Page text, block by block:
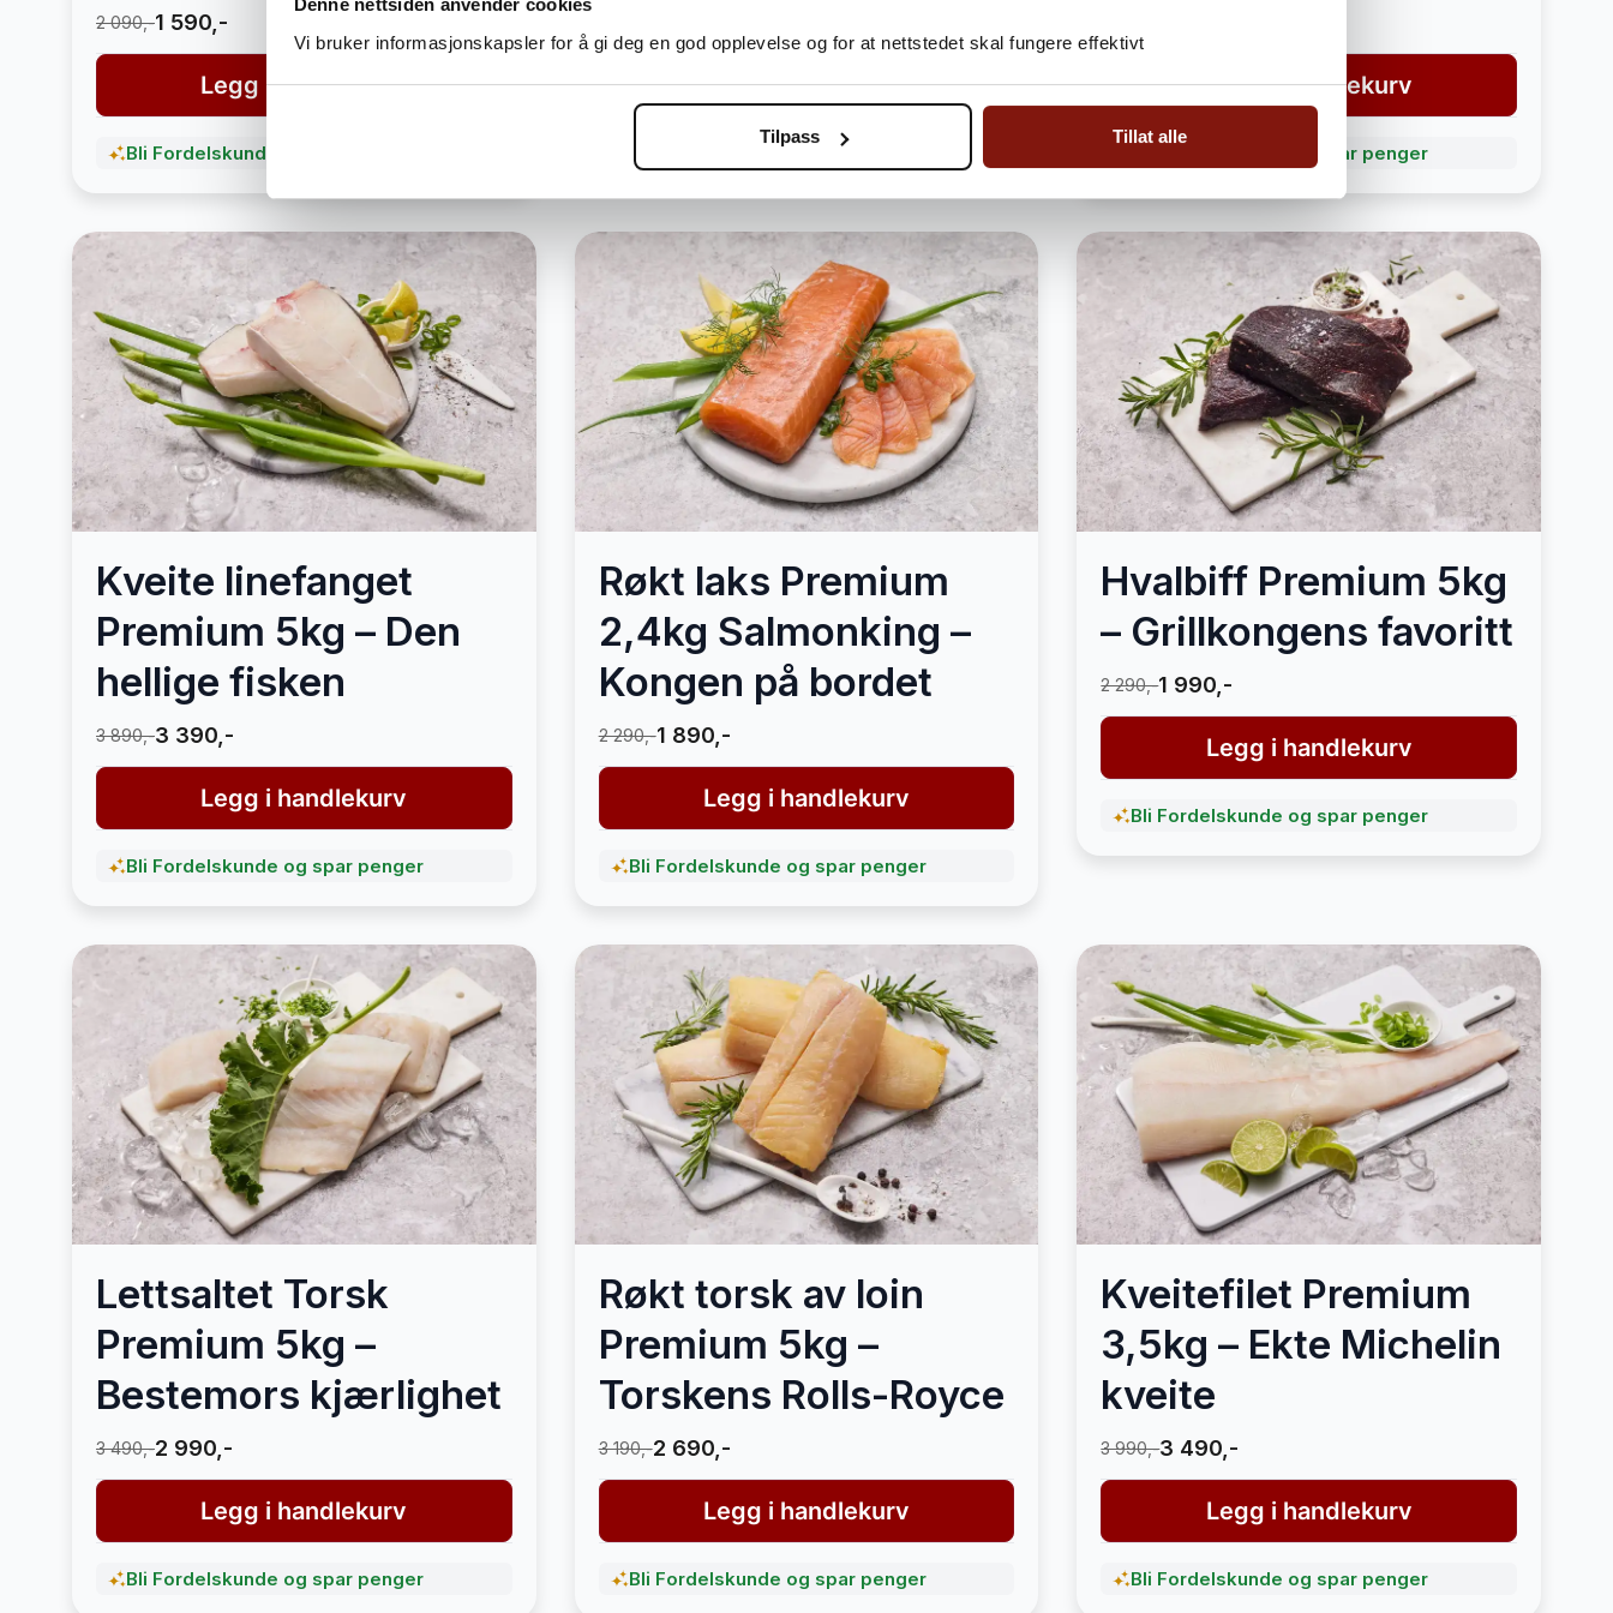
Denne nettsiden anvender cookies
Vi bruker informasjonskapsler for å gi deg en god opplevelse og for at nettstedet skal fungere effektivt
Tilpass Tillat alle
2 090,-1 590,-
Legg i handlekurv
Bli Fordelskunde og spar penger
Legg i handlekurv
Bli Fordelskunde og spar penger
Legg i handlekurv
Bli Fordelskunde og spar penger
Kveite linefanget
Premium 5kg – Den
hellige fisken
3 890,-3 390,-
Legg i handlekurv
Bli Fordelskunde og spar penger
Røkt laks Premium
2,4kg Salmonking –
Kongen på bordet
2 290,-1 890,-
Legg i handlekurv
Bli Fordelskunde og spar penger
Hvalbiff Premium 5kg
– Grillkongens favoritt
2 290,-1 990,-
Legg i handlekurv
Bli Fordelskunde og spar penger
Lettsaltet Torsk
Premium 5kg –
Bestemors kjærlighet
3 490,-2 990,-
Legg i handlekurv
Bli Fordelskunde og spar penger
Røkt torsk av loin
Premium 5kg –
Torskens Rolls-Royce
3 190,-2 690,-
Legg i handlekurv
Bli Fordelskunde og spar penger
Kveitefilet Premium
3,5kg – Ekte Michelin
kveite
3 990,-3 490,-
Legg i handlekurv
Bli Fordelskunde og spar penger